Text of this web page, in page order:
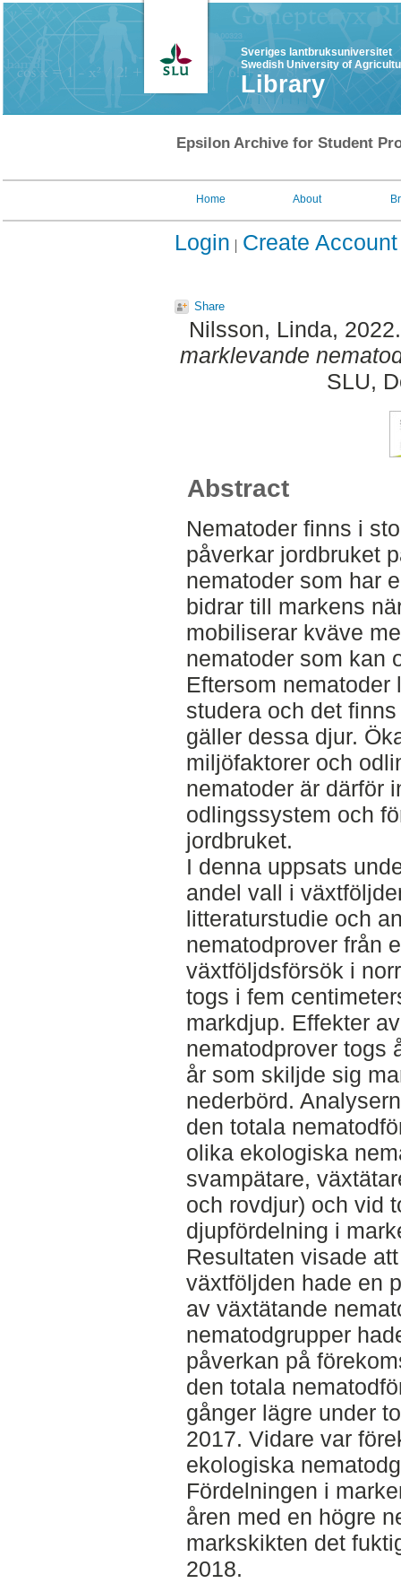
Sveriges lantbruksuniversitet
Swedish University of
Library
Epsilon Archive for Student
Home About
Login Create Account
Share
Nilsson, Linda,
marklevande
SLU,
Abstract
Nematoder finns i
påverkar jordbruket
nematoder som har
bidrar till markens
mobiliserar kväve
nematoder som kan
Eftersom nematoder
studera och det
gäller dessa djur.
miljöfaktorer och
nematoder är därför
odlingssystem och
jordbruket.
I denna uppsats
andel vall i
litteraturstudie och
nematodprover från
växtföljdsförsök i
togs i fem
markdjup. Effekter
nematodprover togs
år som skiljde sig
nederbörd.
den totala
olika ekologiska
svampätare,
och rovdjur) och vid
djupfördelning i
Resultaten visade
växtföljden hade en
av växtätande
nematodgrupper
påverkan på
den totala
gånger lägre under
2017. Vidare var
ekologiska
Fördelningen i
åren med en högre
markskikten det
2018.